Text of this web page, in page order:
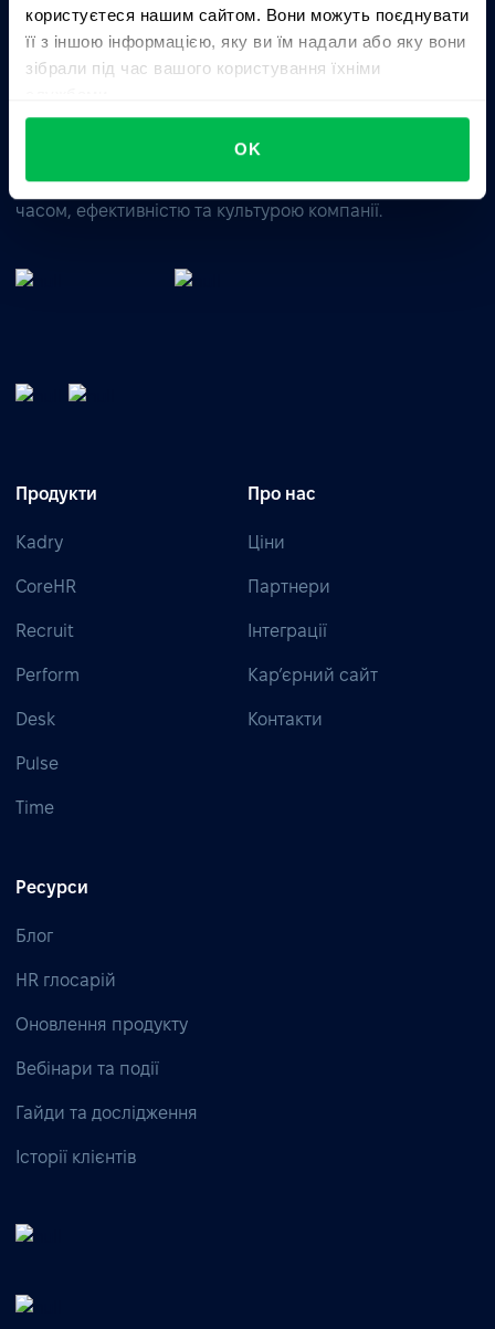
користуєтеся нашим сайтом. Вони можуть поєднувати
її з іншою інформацією, яку ви їм надали або яку вони
зібрали під час вашого користування їхніми
OK
Цілісне HRM-рішення для управління талантами,
часом, ефективністю та культурою компанії.
Продукти
Kadry
CoreHR
Recruit
Perform
Desk
Pulse
Time
Про нас
Ціни
Партнери
Інтеграції
Кар’єрний сайт
Контакти
Ресурси
Блог
HR глосарій
Оновлення продукту
Вебінари та події
Гайди та дослідження
Історії клієнтів